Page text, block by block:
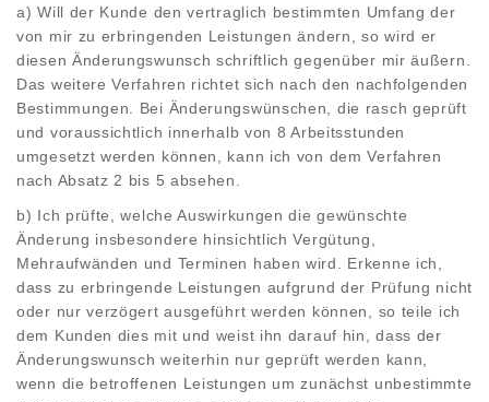
a) Will der Kunde den vertraglich bestimmten Umfang der
von mir zu erbringenden Leistungen ändern, so wird er
diesen Änderungswunsch schriftlich gegenüber mir äußern.
Das weitere Verfahren richtet sich nach den nachfolgenden
Bestimmungen. Bei Änderungswünschen, die rasch geprüft
und voraussichtlich innerhalb von 8 Arbeitsstunden
umgesetzt werden können, kann ich von dem Verfahren
nach Absatz 2 bis 5 absehen.
b) Ich prüfte, welche Auswirkungen die gewünschte
Änderung insbesondere hinsichtlich Vergütung,
Mehraufwänden und Terminen haben wird. Erkenne ich,
dass zu erbringende Leistungen aufgrund der Prüfung nicht
oder nur verzögert ausgeführt werden können, so teile ich
dem Kunden dies mit und weist ihn darauf hin, dass der
Änderungswunsch weiterhin nur geprüft werden kann,
wenn die betroffenen Leistungen um zunächst unbestimmte